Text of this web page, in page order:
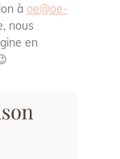
à oe@oe-
nous
en